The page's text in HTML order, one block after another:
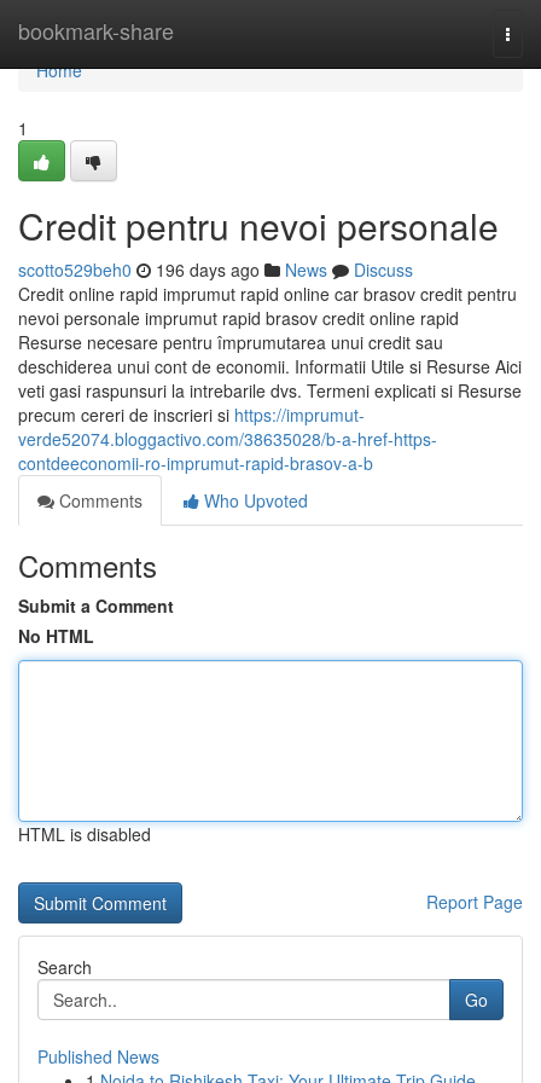
bookmark-share
Home
Home
1
Credit pentru nevoi personale
scotto529beh0 196 days ago News
Discuss
Credit online rapid imprumut rapid online car brasov credit pentru
nevoi personale imprumut rapid brasov credit online rapid
Resurse necesare pentru împrumutarea unui credit sau
deschiderea unui cont de economii. Informatii Utile si Resurse Aici
veti gasi raspunsuri la intrebarile dvs. Termeni explicati si Resurse
precum cereri de inscrieri si https://imprumut-
verde52074.bloggactivo.com/38635028/b-a-href-https-
contdeeconomii-ro-imprumut-rapid-brasov-a-b
Comments
Who Upvoted
Comments
Submit a Comment
No HTML
HTML is disabled
Report Page
Search
Go
Published News